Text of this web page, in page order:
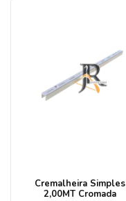
Cremalheira Simples
2,00MT Cromada